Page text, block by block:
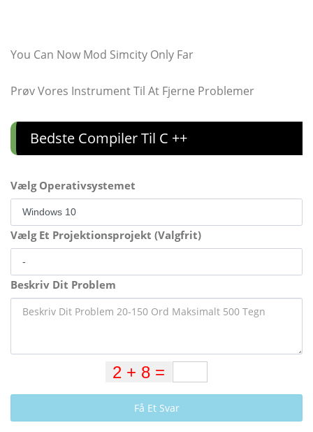
You Can Now Mod Simcity Only Far
Prøv Vores Instrument Til At Fjerne Problemer
Bedste Compiler Til C ++
Vælg Operativsystemet
Vælg Et Projektionsprojekt (Valgfrit)
Beskriv Dit Problem
Få Et Svar